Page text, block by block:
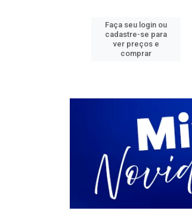
Faça seu login ou
cadastre-se para
ver preços e
comprar